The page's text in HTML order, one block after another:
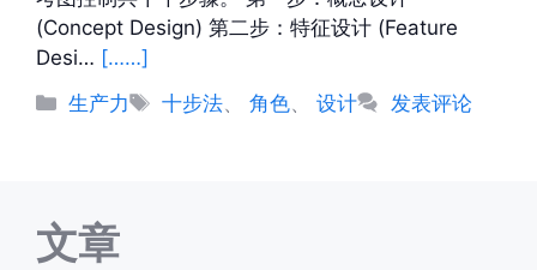
(Concept Design) 第二步：特征设计 (Feature
Desi… [……]
分
生产力
标
十步法 、角色 、设计 发表评论
文章